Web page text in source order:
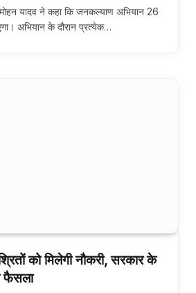
यादव ने कहा कि जनकल्याण अभियान 26
अभियान के दौरान प्रत्येक…
को मिलेगी नौकरी, सरकार के
फैसला